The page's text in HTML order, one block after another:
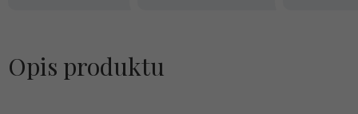
Opis produktu